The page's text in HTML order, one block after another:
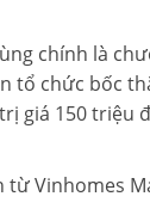
chính là
chức bốc
giá 150 triệu
Vinhomes